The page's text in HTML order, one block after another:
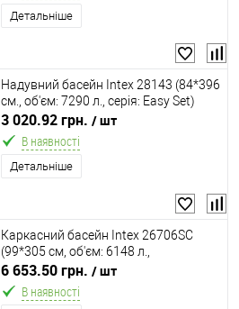
Детальніше
Надувний басейн Intex 28143 (84*396
см., об'єм: 7290 л., серія: Easy Set)
3 020.92 грн. / шт
В наявності
Детальніше
Каркасний басейн Intex 26706SC
(99*305 см, об'єм: 6148 л.,
картріджний фільтр-насос 2006 л/
год, серія: Prism Frame)
6 653.50 грн. / шт
В наявності